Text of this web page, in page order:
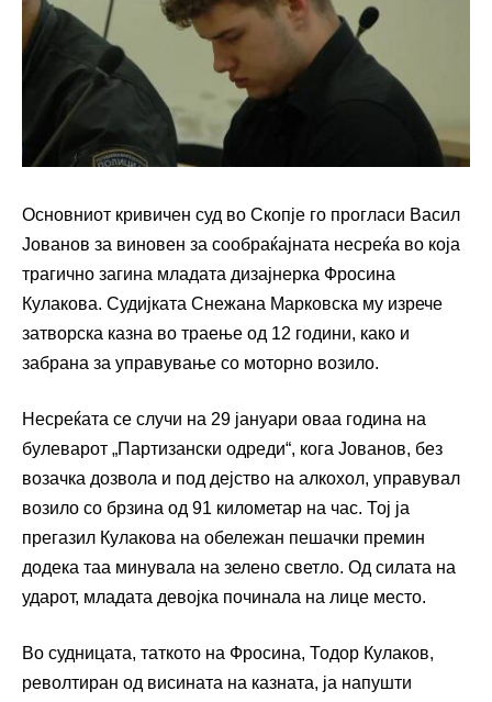
Основниот кривичен суд во Скопје го прогласи Васил
Јованов за виновен за сообраќајната несреќа во која
трагично загина младата дизајнерка Фросина
Кулакова. Судијката Снежана Марковска му изрече
затворска казна во траење од 12 години, како и
забрана за управување со моторно возило.
Несреќата се случи на 29 јануари оваа година на
булеварот „Партизански одреди“, кога Јованов, без
возачка дозвола и под дејство на алкохол, управувал
возило со брзина од 91 километар на час. Тој ја
прегазил Кулакова на обележан пешачки премин
додека таа минувала на зелено светло. Од силата на
ударот, младата девојка починала на лице место.
Во судницата, таткото на Фросина, Тодор Кулаков,
револтиран од висината на казната, ја напушти